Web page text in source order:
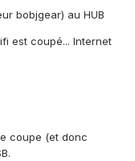
bobjgear) au HUB
est coupé... Internet
coupe (et donc